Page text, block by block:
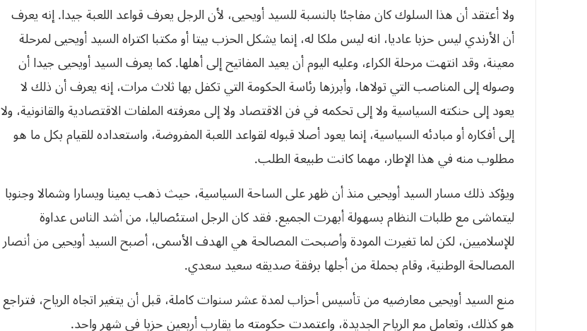
ولا أعتقد أن هذا السلوك كان مفاجئا بالنسبة للسيد أويحيى، لأن الرجل يعرف قواعد اللعبة جيدا. إنه يعرف
أن الأرندي ليس حزبا عاديا، انه ليس ملكا له، إنما يشكل الحزب بيتا أو مكتبا اكتراه السيد أويحيى لمرحلة
معينة، وقد انتهت مرحلة الكراء، وعليه اليوم أن يعيد المفاتيح إلى أهلها. كما يعرف السيد أويحيى جيدا أن
وصوله إلى المناصب التي تولاها، وأبرزها رئاسة الحكومة التي تكفل بها ثلاث مرات، إنه يعرف أن ذلك لا
يعود إلى حنكته السياسية ولا إلى تحكمه في فن الاقتصاد ولا إلى معرفته الملفات الاقتصادية والقانونية، ولا
إلى أفكاره أو مبادئه السياسية، إنما يعود أصلا قبوله لقواعد اللعبة المفروضة، واستعداده للقيام بكل ما هو
مطلوب منه في هذا الإطار، مهما كانت طبيعة الطلب.
ويؤكد ذلك مسار السيد أويحيى منذ أن ظهر على الساحة السياسية، حيث ذهب يمينا ويسارا وشمالا وجنوبا
ليتماشى مع طلبات النظام بسهولة أبهرت الجميع. فقد كان الرجل استئصاليا، من أشد الناس عداوة
للإسلاميين، لكن لما تغيرت المودة وأصبحت المصالحة هي الهدف الأسمى، أصبح السيد أويحيى من أنصار
المصالحة الوطنية، وقام بحملة من أجلها برفقة صديقه سعيد سعدي.
منع السيد أويحيى معارضيه من تأسيس أحزاب لمدة عشر سنوات كاملة، قبل أن يتغير اتجاه الرياح، فتراجع
هو كذلك، وتعامل مع الرياح الجديدة، واعتمدت حكومته ما يقارب أربعين حزبا في شهر واحد.